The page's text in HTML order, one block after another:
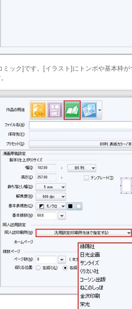
ミック]です。[イラスト]にトンボや基本枠